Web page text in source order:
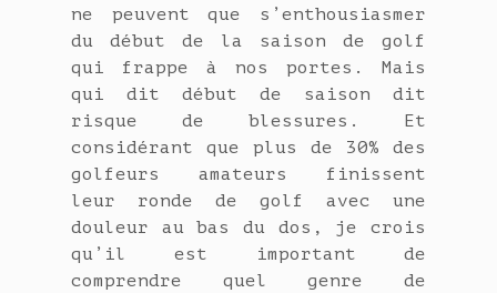
ne peuvent que s’enthousiasmer
du début de la saison de golf
qui frappe à nos portes. Mais
qui dit début de saison dit
risque de blessures. Et
considérant que plus de 30% des
golfeurs amateurs finissent
leur ronde de golf avec une
douleur au bas du dos, je crois
qu’il est important de
comprendre quel genre de